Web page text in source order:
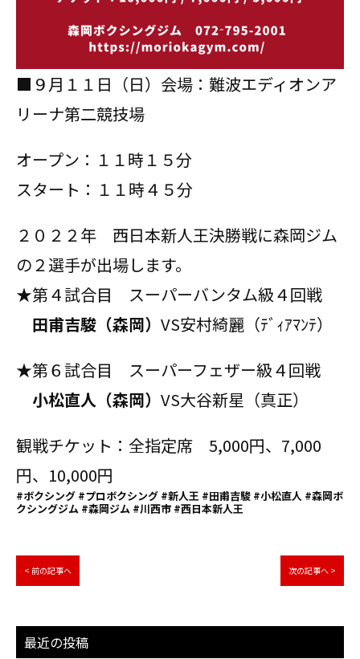
■９月１１日（日）会場：難波エディオンア
リーナ第二競技場
オープン：１１時１５分
スタート：１１時４５分
２０２２年 西日本新人王決勝戦に森岡ジム
の２選手が出場します。
★第４試合目 スーパーバンタム級４回戦
田甫吉駿（森岡） VS安村綺麗（ﾃﾞｨｱﾏﾝﾃ）
★第６試合目 スーパーフェザー級４回戦
小松直人（森岡） VS大谷新星（真正）
観戦チケット：全指定席 5,000円、7,000
円、10,000円
#ボクシング #プロボクシング #新人王 #田甫吉駿 #小松直人 #森岡ボ
クシングジム #森岡ジム #川西市 #西日本新人王
< 前の記事へ 次の記事へ >
最近の投稿